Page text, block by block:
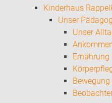
Kinderhaus
Unser
Unser
Ernährung